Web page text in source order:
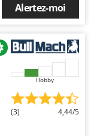
Alertez-moi
Hobby
(3) 4,44/5